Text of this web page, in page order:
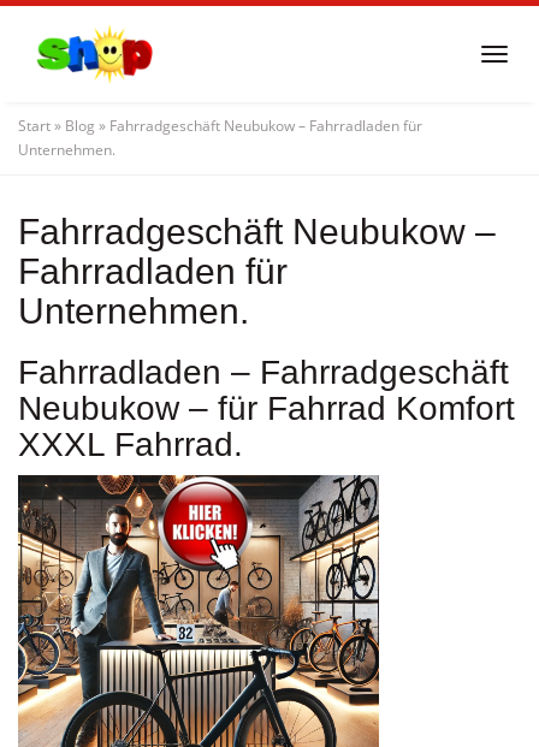
content
Start» Blog » Fahrradgeschäft Neubukow – Fahrradladen für
Unternehmen.
Fahrradgeschäft Neubukow –
Fahrradladen für
Unternehmen.
Fahrradladen – Fahrradgeschäft
Neubukow – für Fahrrad Komfort
XXXL Fahrrad.